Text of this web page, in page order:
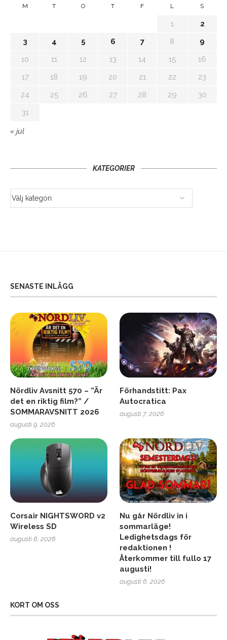
M T O T F L S
1
2
3
4 5 6 7 8
9
10
11 12 13 14 15
16
17
18 19 20 21 22
23
24
25 26 27 28 29
30
31
« jul
KATEGORIER
SENASTE INLÄGG
Nördliv Avsnitt 570 – ”Är
det en riktig film?” /
SOMMARAVSNITT 2026
augusti 9, 2026
Förhandstitt: Pax
Autocratica
augusti 7, 2026
Corsair NIGHTSWORD v2
Wireless SD
augusti 6, 2026
Nu går Nördliv in i
sommarläge!
Ledighetsdags för
redaktionen !
Återkommer till fullo 17
augusti!
augusti 6, 2026
KORT OM OSS